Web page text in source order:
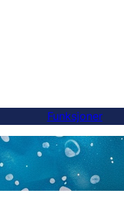
Funksjoner
AI-oversettelser